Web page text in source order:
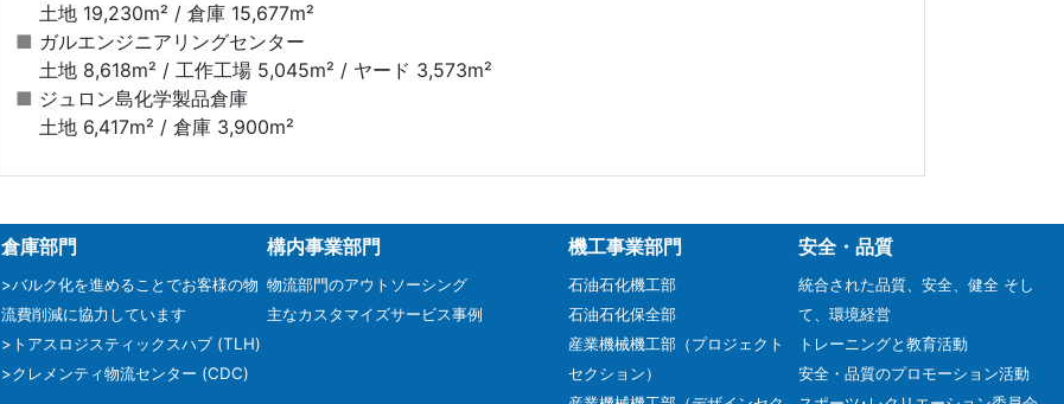
土地 19,230m² / 倉庫 15,677m²
ガルエンジニアリングセンター
土地 8,618m² / 工作工場 5,045m² / ヤード 3,573m²
ジュロン島化学製品倉庫
土地 6,417m² / 倉庫 3,900m²
倉庫部門
>バルク化を進めることでお客様の物
流費削減に協力しています
>トアスロジスティックスハブ (TLH)
>クレメンティ物流センター (CDC)
構内事業部門
物流部門のアウトソーシング
主なカスタマイズサービス事例
機工事業部門
石油石化機工部
石油石化保全部
産業機械機工部（プロジェクト
セクション）
安全・品質
統合された品質、安全、健全 そし
て、環境経営
トレーニングと教育活動
安全・品質のプロモーション活動